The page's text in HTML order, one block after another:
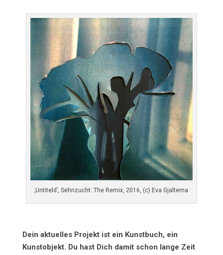
‚Untiteld’, Sehnzucht: The Remix, 2016, (c) Eva Gjaltema
Dein aktuelles Projekt ist ein Kunstbuch, ein
Kunstobjekt. Du hast Dich damit schon lange Zeit